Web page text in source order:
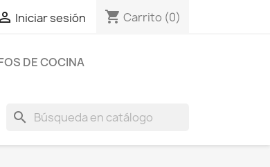
 Iniciar sesión shopping_cart Carrito (0)
DE COCINA
search